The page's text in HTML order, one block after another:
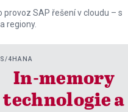
SAP řešení v cloudu – s
regiony.
S/4HANA
In-memory
technologie a